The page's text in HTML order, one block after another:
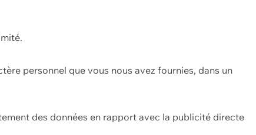
personnel que vous nous avez fournies, dans un
des données en rapport avec la publicité directe